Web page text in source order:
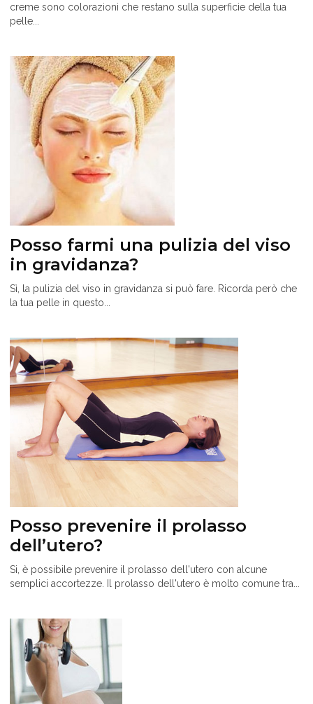
creme sono colorazioni che restano sulla superficie della tua
pelle...
Posso farmi una pulizia del viso
in gravidanza?
Sì, la pulizia del viso in gravidanza si può fare. Ricorda però che
la tua pelle in questo...
Posso prevenire il prolasso
dell’utero?
Si, è possibile prevenire il prolasso dell'utero con alcune
semplici accortezze. Il prolasso dell'utero è molto comune tra...